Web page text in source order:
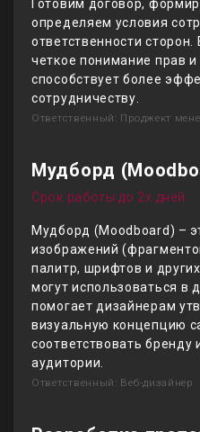
Готовим договор,
определяем условия
ответственности
четкое понимание прав и
способствует более
сотрудничеству.
Ответственный: Проджект
Мудборд
Срок работы до 2х дней
Мудборд (Moodboard) –
изображений
палитр, шрифтов и
могут использоваться в
помогает дизайнерам
визуальную концепцию
соответствовать
аудитории.
Ответственный: Веб-дизайнер